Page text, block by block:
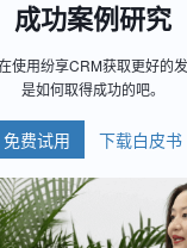
成功案例研究
使用纷享CRM获取更好的
是如何取得成功的吧。
免费试用 下载白皮书